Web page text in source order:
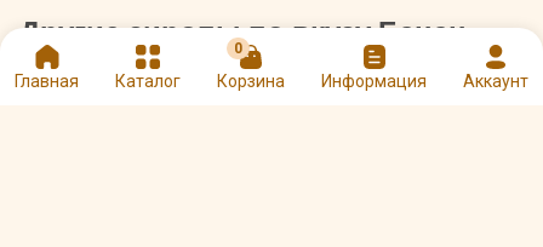
Главная Каталог
0
Корзина Информация Аккаунт
Другие сиропы по вкусу Банан